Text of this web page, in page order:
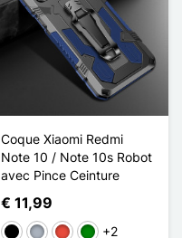
Coque Xiaomi Redmi
Note 10 / Note 10s Robot
avec Pince Ceinture
€ 11,99
ZwartGrijsRoodGroen
+2